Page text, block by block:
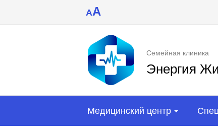
AA
Семейная клиника
Энергия
Медицинский центр